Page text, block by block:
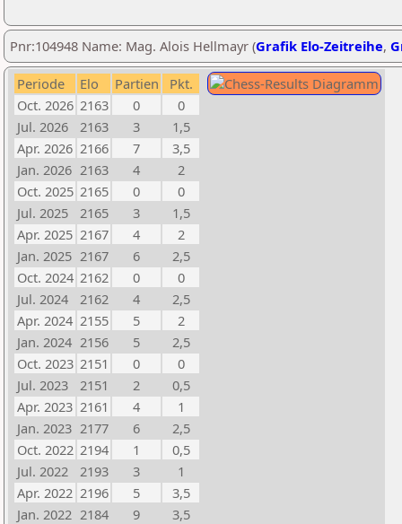
Pnr:104948 Name: Mag. Alois Hellmayr (Grafik Elo-Zeitreihe,
Periode Elo Partien
Pkt.
Oct. 2026 2163 0
0
Jul. 2026
2163 3
1,5
Apr. 2026 2166 7
3,5
Jan. 2026 2163 4
2
Oct. 2025 2165 0
0
Jul. 2025
2165 3
1,5
Apr. 2025 2167 4
2
Jan. 2025 2167 6
2,5
Oct. 2024 2162 0
0
Jul. 2024
2162 4
2,5
Apr. 2024 2155 5
2
Jan. 2024 2156 5
2,5
Oct. 2023 2151 0
0
Jul. 2023
2151 2
0,5
Apr. 2023 2161 4
1
Jan. 2023 2177 6
2,5
Oct. 2022 2194 1
0,5
Jul. 2022
2193 3
1
Apr. 2022 2196 5
3,5
Jan. 2022 2184 9
3,5